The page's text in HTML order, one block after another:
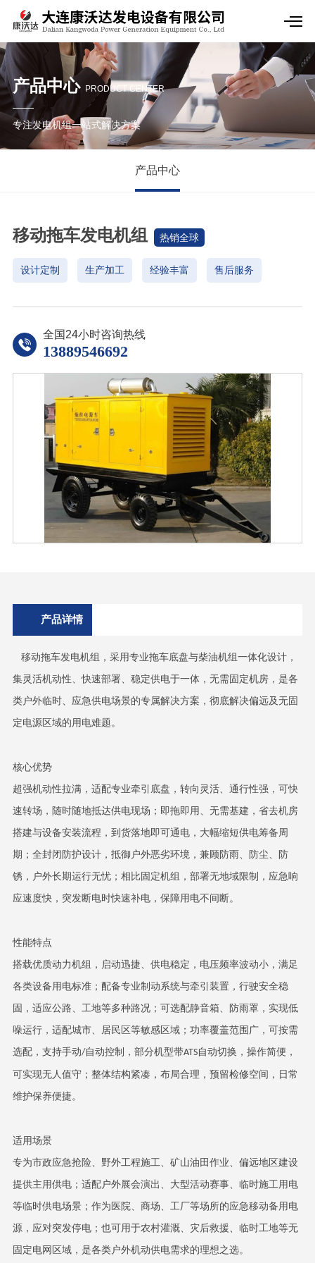
产品中心 PRODUCT CENTER
专注发电机组一站式解决方案
产品中心
移动拖车发电机组 热销全球
设计定制 生产加工 经验丰富 售后服务
全国24小时咨询热线
13889546692
产品详情
移动拖车发电机组，采用专业拖车底盘与柴油机组一体化设计，
集灵活机动性、快速部署、稳定供电于一体，无需固定机房，是各
类户外临时、应急供电场景的专属解决方案，彻底解决偏远及无固
定电源区域的用电难题。
核心优势
超强机动性拉满，适配专业牵引底盘，转向灵活、通行性强，可快
速转场，随时随地抵达供电现场；即拖即用、无需基建，省去机房
搭建与设备安装流程，到货落地即可通电，大幅缩短供电筹备周
期；全封闭防护设计，抵御户外恶劣环境，兼顾防雨、防尘、防
锈，户外长期运行无忧；相比固定机组，部署无地域限制，应急响
应速度快，突发断电时快速补电，保障用电不间断。
性能特点
搭载优质动力机组，启动迅捷、供电稳定，电压频率波动小，满足
各类设备用电标准；配备专业制动系统与牵引装置，行驶安全稳
固，适应公路、工地等多种路况；可选配静音箱、防雨罩，实现低
噪运行，适配城市、居民区等敏感区域；功率覆盖范围广，可按需
选配，支持手动/自动控制，部分机型带ATS自动切换，操作简便，
可实现无人值守；整体结构紧凑，布局合理，预留检修空间，日常
维护保养便捷。
适用场景
专为市政应急抢险、野外工程施工、矿山油田作业、偏远地区建设
提供主用供电；适配户外展会演出、大型活动赛事、临时施工用电
等临时供电场景；作为医院、商场、工厂等场所的应急移动备用电
源，应对突发停电；也可用于农村灌溉、灾后救援、临时工地等无
固定电网区域，是各类户外机动供电需求的理想之选。